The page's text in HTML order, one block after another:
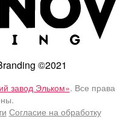
©2021
завод Эльком». Все права
Согласие на обработку